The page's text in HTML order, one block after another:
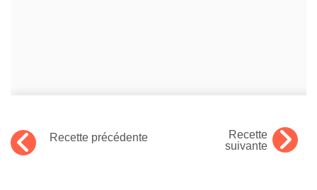
Recette précédente
Recette
suivante